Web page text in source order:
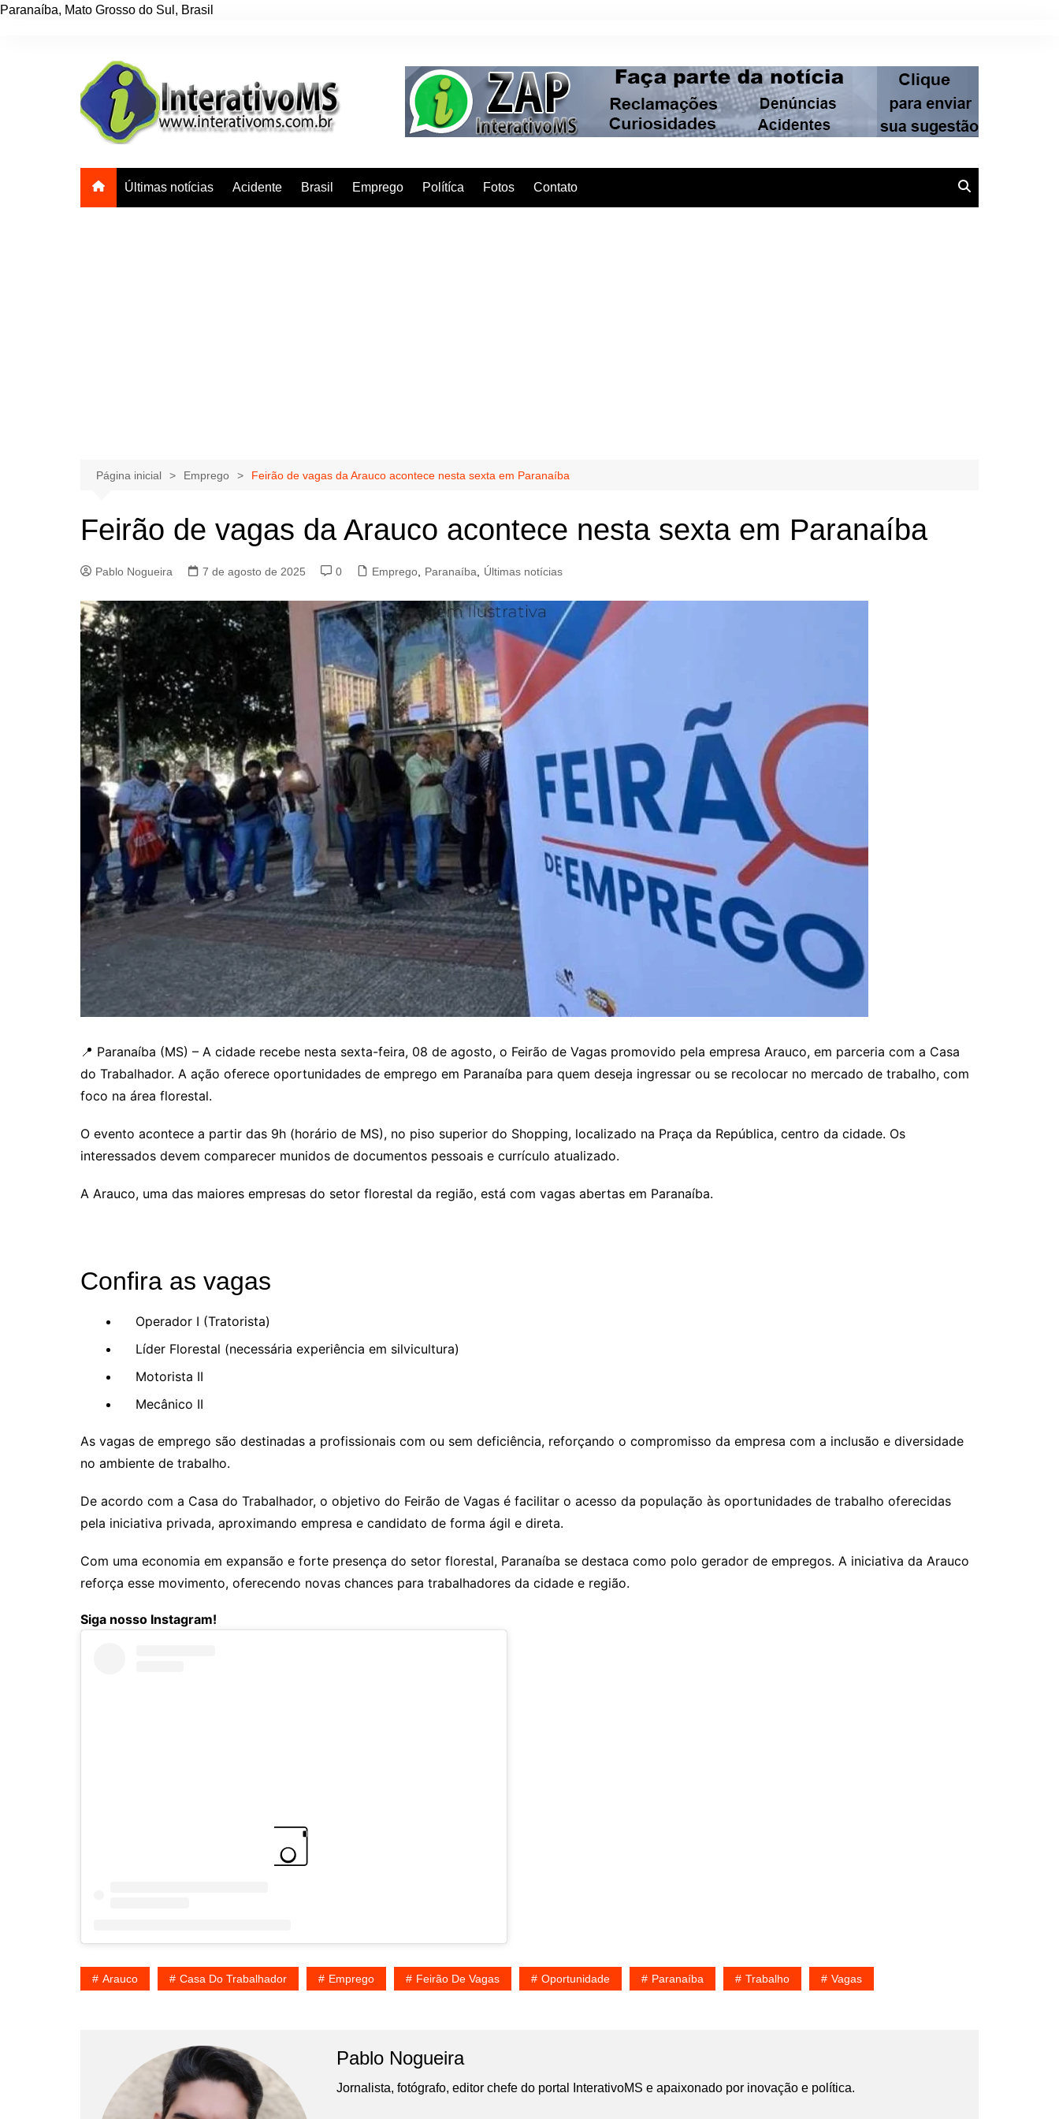
Paranaíba, Mato Grosso do Sul , Brasil
Últimas notícias Acidente Brasil Emprego Polítíca Fotos Contato
Página inicial Emprego Feirão de vagas da Arauco acontece nesta sexta em Paranaíba
Feirão de vagas da Arauco acontece nesta sexta em Paranaíba
Pablo Nogueira 7 de agosto de 2025 0 Emprego Paranaíba Últimas notícias
📍 Paranaíba (MS) – A cidade recebe nesta sexta-feira, 08 de agosto, o Feirão de Vagas promovido pela empresa Arauco, em parceria com a Casa
do Trabalhador. A ação oferece oportunidades de emprego em Paranaíba para quem deseja ingressar ou se recolocar no mercado de trabalho, com
foco na área florestal.
O evento acontece a partir das 9h (horário de MS), no piso superior do Shopping, localizado na Praça da República, centro da cidade. Os
interessados devem comparecer munidos de documentos pessoais e currículo atualizado.
A Arauco, uma das maiores empresas do setor florestal da região, está com vagas abertas em Paranaíba.
Confira as vagas
Operador I (Tratorista)
Líder Florestal (necessária experiência em silvicultura)
Motorista II
Mecânico II
As vagas de emprego são destinadas a profissionais com ou sem deficiência, reforçando o compromisso da empresa com a inclusão e diversidade
no ambiente de trabalho.
De acordo com a Casa do Trabalhador, o objetivo do Feirão de Vagas é facilitar o acesso da população às oportunidades de trabalho oferecidas
pela iniciativa privada, aproximando empresa e candidato de forma ágil e direta.
Com uma economia em expansão e forte presença do setor florestal, Paranaíba se destaca como polo gerador de empregos. A iniciativa da Arauco
reforça esse movimento, oferecendo novas chances para trabalhadores da cidade e região.
Siga nosso Instagram!
Arauco Casa Do Trabalhador Emprego Feirão De Vagas Oportunidade Paranaíba Trabalho Vagas
Pablo Nogueira
Jornalista, fotógrafo, editor chefe do portal InterativoMS e apaixonado por inovação e política.